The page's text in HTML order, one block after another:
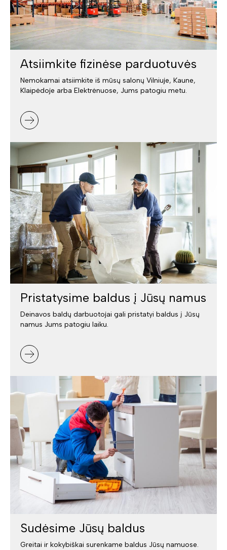
Atsiimkite fizinėse parduotuvės
Nemokamai atsiimkite iš mūsų salonų Vilniuje, Kaune,
Klaipėdoje arba Elektrėnuose, Jums patogiu metu.
Pristatysime baldus į Jūsų namus
Deinavos baldų darbuotojai gali pristatyi baldus į Jūsų
namus Jums patogiu laiku.
Sudėsime Jūsų baldus
Greitai ir kokybiškai surenkame baldus Jūsų namuose.